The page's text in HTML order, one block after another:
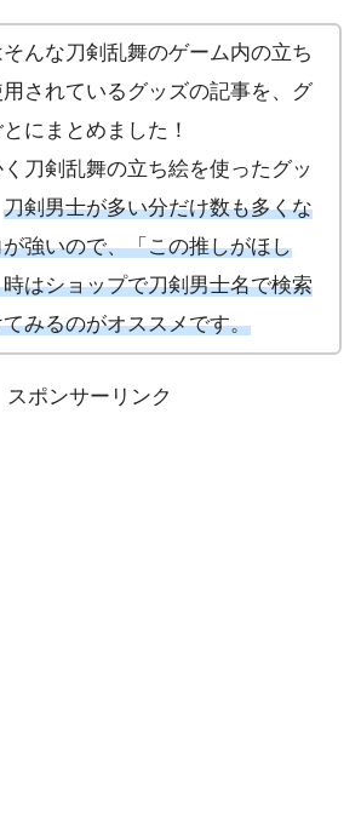
んな刀剣乱舞のゲーム内の立ち
されているグッズの記事を、グ
にまとめました！
く刀剣乱舞の立ち絵を使ったグッ
刀剣男士が多い分だけ数も多くな
強いので、「この推しがほし
はショップで刀剣男士名で検索
みるのがオススメです。
スポンサーリンク